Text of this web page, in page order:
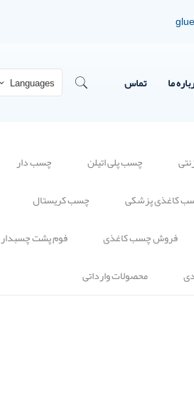
ما تماس Languages
چسب پلی اتیلن چسب دار
کاغذی پزشکی چسب کریستال
فروش چسب کاغذی فوم پشت چسبدار
محصولات وارداتی